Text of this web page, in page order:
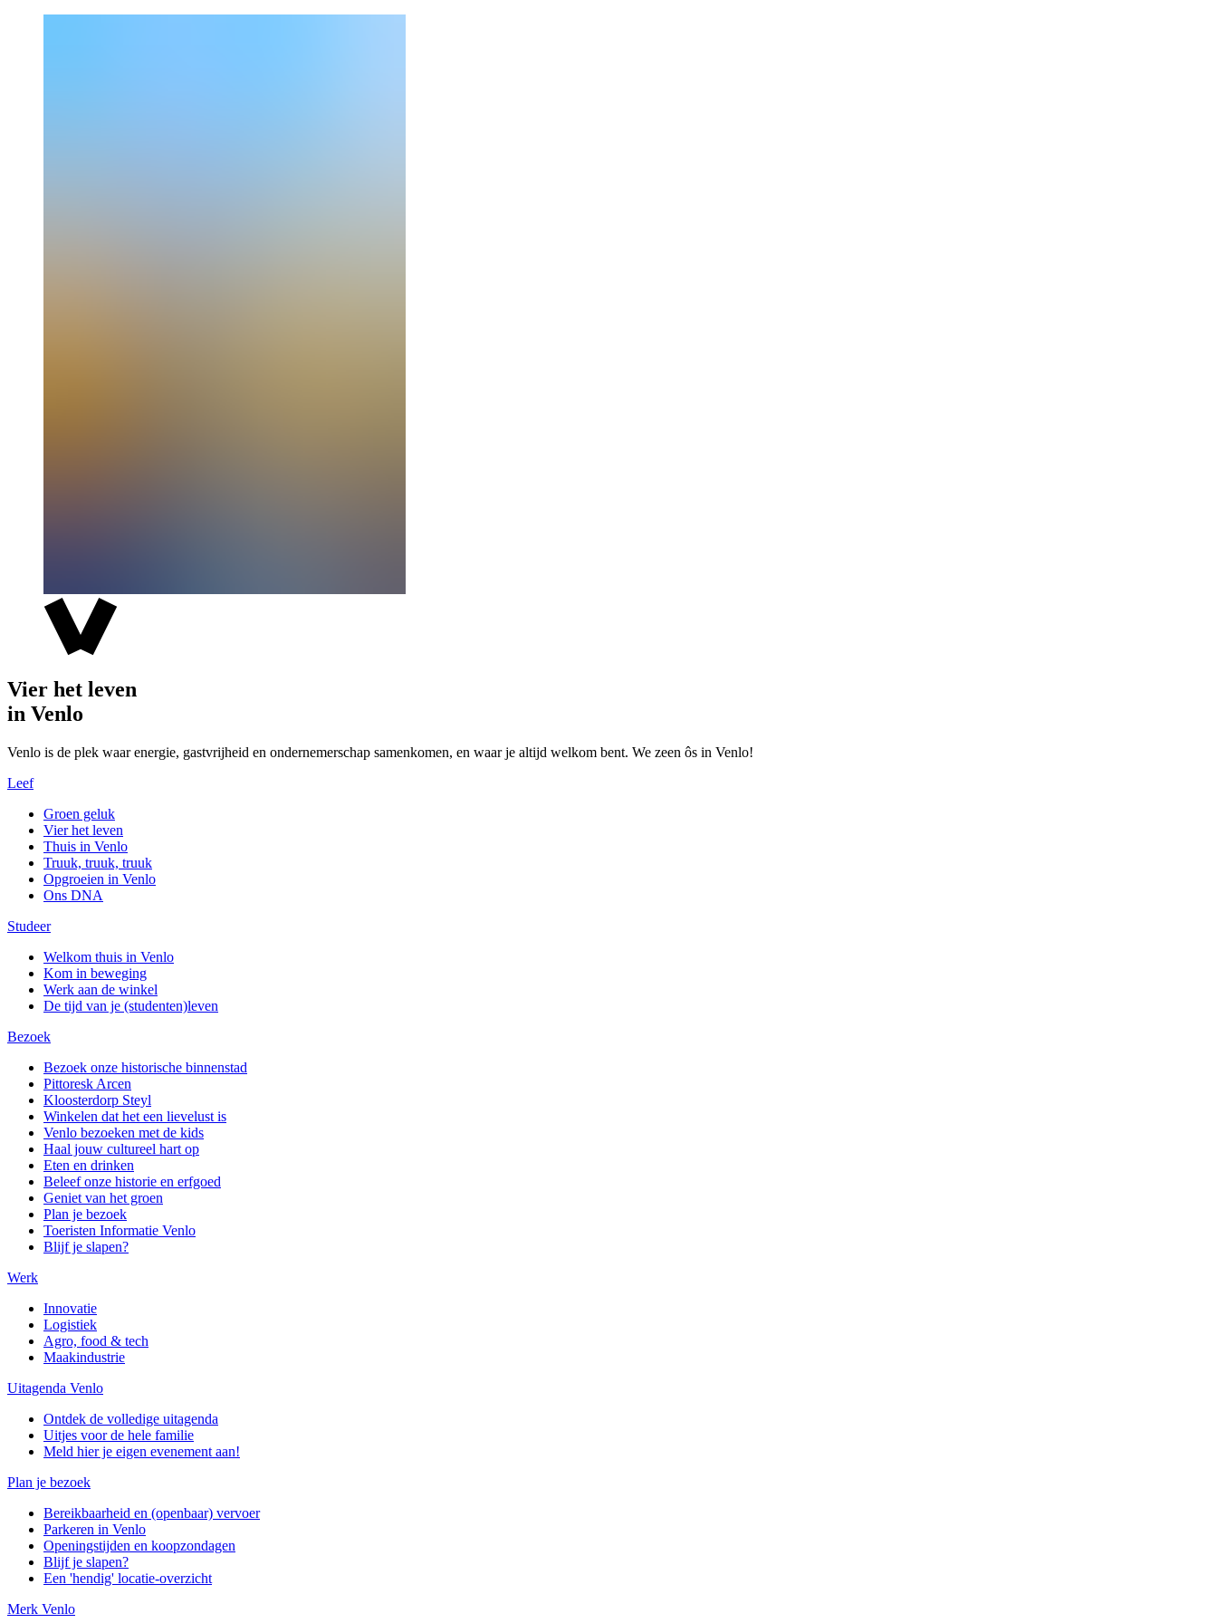
Vier het leven
in Venlo
Venlo is de plek waar energie, gastvrijheid en ondernemerschap samenkomen, en waar je altijd welkom bent. We zeen ôs in Venlo!
Leef
Groen geluk
Vier het leven
Thuis in Venlo
Truuk, truuk, truuk
Opgroeien in Venlo
Ons DNA
Studeer
Welkom thuis in Venlo
Kom in beweging
Werk aan de winkel
De tijd van je (studenten)leven
Bezoek
Bezoek onze historische binnenstad
Pittoresk Arcen
Kloosterdorp Steyl
Winkelen dat het een lievelust is
Venlo bezoeken met de kids
Haal jouw cultureel hart op
Eten en drinken
Beleef onze historie en erfgoed
Geniet van het groen
Plan je bezoek
Toeristen Informatie Venlo
Blijf je slapen?
Werk
Innovatie
Logistiek
Agro, food & tech
Maakindustrie
Uitagenda Venlo
Ontdek de volledige uitagenda
Uitjes voor de hele familie
Meld hier je eigen evenement aan!
Plan je bezoek
Bereikbaarheid en (openbaar) vervoer
Parkeren in Venlo
Openingstijden en koopzondagen
Blijf je slapen?
Een 'hendig' locatie-overzicht
Merk Venlo